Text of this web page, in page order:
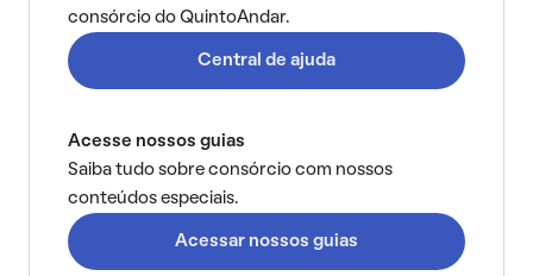
consórcio do QuintoAndar.
Central de ajuda
Acesse nossos guias
Saiba tudo sobre consórcio com nossos
conteúdos especiais.
Acessar nossos guias